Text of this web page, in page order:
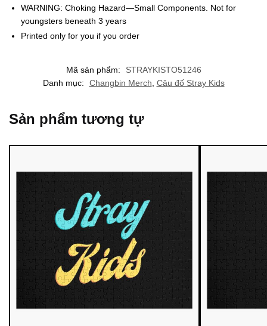
WARNING: Choking Hazard—Small Components. Not for
youngsters beneath 3 years
Printed only for you if you order
Mã sản phẩm:
STRAYKISTO51246
Danh mục:
Changbin Merch Câu đố Stray Kids
Sản phẩm tương tự